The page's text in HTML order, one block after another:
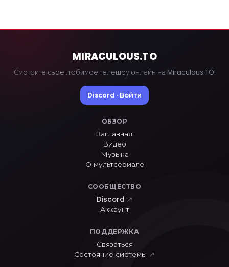
MIRACULOUS.TO
Смотрите свое любимое телешоу онлайн на Miraculous.TO!
Discord · Войти
ОБЗОР
Заглавная
Видео
Музыка
О мультсериале
СООБЩЕСТВО
Discord ↗
Аккаунт
ПОДДЕРЖКА
Связаться
Состояние системы ↗